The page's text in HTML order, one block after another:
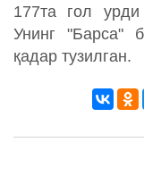
177та гол
Унинг "Барса"
қадар тузилган.